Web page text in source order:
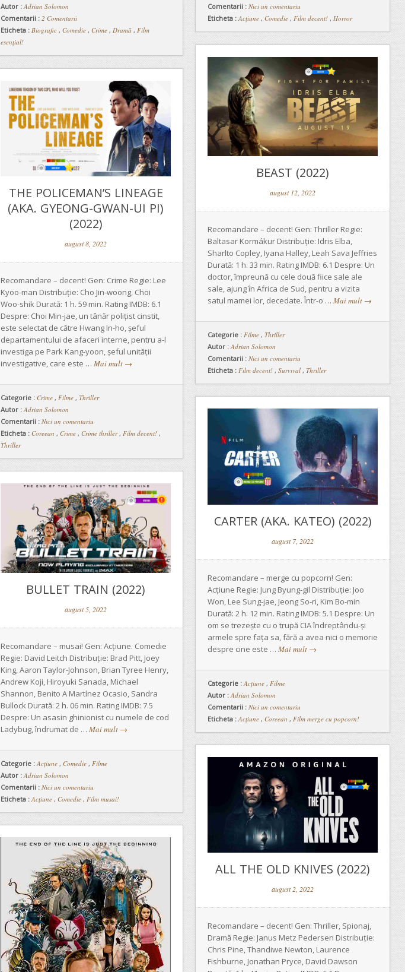
Autor : Adrian Solomon
Comentarii : 2 Comentarii
Eticheta : Biografic , Comedie , Crime , Dramă , Film
esențial!
Comentarii : Nici un comentariu
Eticheta : Acțiune , Comedie , Film decent! , Horror
BEAST (2022)
august 12, 2022
Recomandare – decent! Gen: Thriller Regie:
Baltasar Kormákur Distribuție: Idris Elba,
Sharlto Copley, Iyana Halley, Leah Sava Jeffries
Durată: 1 h. 33 min. Rating IMDB: 6.1 Despre: Un
doctor, împreună cu cele două fiice sale ale
sale, ajung în Africa de Sud, pentru a vizita
satul mamei lor, decedate. Într-o … Mai mult →
Categorie : Filme , Thriller
Autor : Adrian Solomon
Comentarii : Nici un comentariu
Eticheta : Film decent! , Survival , Thriller
THE POLICEMAN’S LINEAGE
(AKA. GYEONG-GWAN-UI PI)
(2022)
august 8, 2022
Recomandare – decent! Gen: Crime Regie: Lee
Kyoo-man Distribuție: Cho Jin-woong, Choi
Woo-shik Durată: 1 h. 59 min. Rating IMDB: 6.1
Despre: Choi Min-jae, un tânăr polițist cinstit,
este selectat de către Hwang In-ho, șeful
departamentului de afaceri interne, pentru a-l
investiga pe Park Kang-yoon, șeful unității
investigative, care este … Mai mult →
Categorie : Crime , Filme , Thriller
Autor : Adrian Solomon
Comentarii : Nici un comentariu
Eticheta : Coreean , Crime , Crime thriller, Film decent! ,
Thriller
CARTER (AKA. KATEO) (2022)
august 7, 2022
Recomandare – merge cu popcorn! Gen:
Acțiune Regie: Jung Byung-gil Distribuție: Joo
Won, Lee Sung-jae, Jeong So-ri, Kim Bo-min
Durată: 2 h. 12 min. Rating IMDB: 5.1 Despre: Un
om se trezește cu o trupă CIA îndreptându-și
armele spre fața sa, fără a avea nici o memorie
despre cine este … Mai mult →
Categorie : Acţiune , Filme
Autor : Adrian Solomon
Comentarii : Nici un comentariu
Eticheta : Acțiune , Coreean , Film merge cu popcorn!
BULLET TRAIN (2022)
august 5, 2022
Recomandare – musai! Gen: Acțiune. Comedie
Regie: David Leitch Distribuție: Brad Pitt, Joey
King, Aaron Taylor-Johnson, Brian Tyree Henry,
Andrew Koji, Hiroyuki Sanada, Michael
Shannon, Benito A Martínez Ocasio, Sandra
Bullock Durată: 2 h. 06 min. Rating IMDB: 7.5
Despre: Un asasin ghinionist cu numele de cod
Ladybug, îndrumat de … Mai mult →
Categorie : Acţiune , Comedie , Filme
Autor : Adrian Solomon
Comentarii : Nici un comentariu
Eticheta : Acțiune , Comedie , Film musai!
ALL THE OLD KNIVES (2022)
august 2, 2022
Recomandare – decent! Gen: Thriller, Spionaj,
Dramă Regie: Janus Metz Pedersen Distribuție:
Chris Pine, Thandiwe Newton, Laurence
Fishburne, Jonathan Pryce, David Dawson